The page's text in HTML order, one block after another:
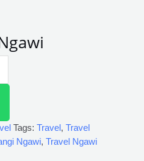
Tags: Travel, Travel
Ngawi, Travel Ngawi